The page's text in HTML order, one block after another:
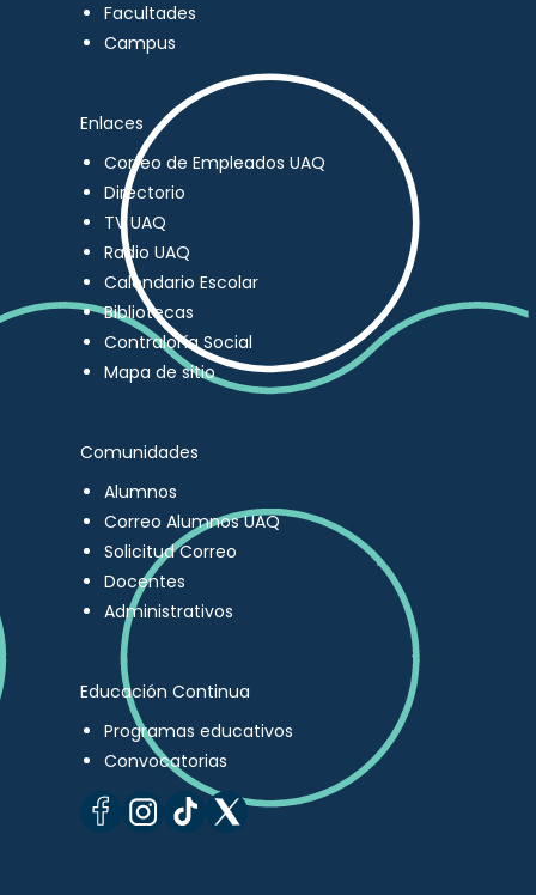
Facultades
Campus
Enlaces
Correo de Empleados UAQ
Directorio
TV UAQ
Radio UAQ
Calendario Escolar
Bibliotecas
Contraloría Social
Mapa de sitio
Comunidades
Alumnos
Correo Alumnos UAQ
Solicitud Correo
Docentes
Administrativos
Educación Continua
Programas educativos
Convocatorias